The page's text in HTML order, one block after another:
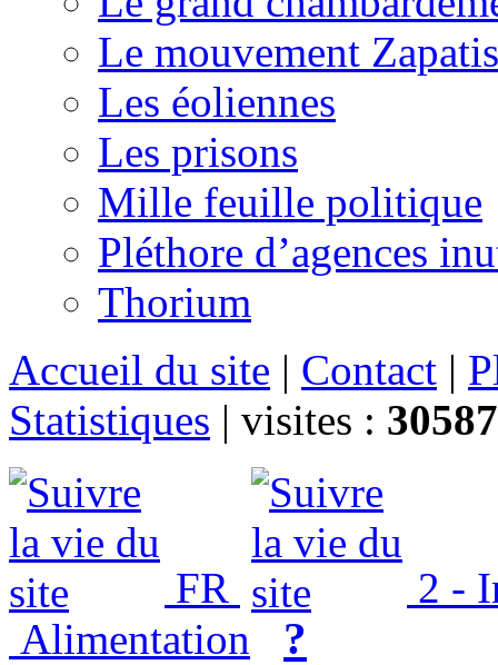
Le mouvement
Les éoliennes
Les prisons
Mille feuille politique
Pléthore d’agences
Thorium
Accueil du site | Contact |
Statistiques | visites :
FR
2 -
Alimentation
?